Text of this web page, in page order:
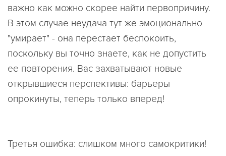
важно как можно скорее найти первопричину.
В этом случае неудача тут же эмоционально
"умирает" - она перестает беспокоить,
поскольку вы точно знаете, как не допустить
ее повторения. Вас захватывают новые
открывшиеся перспективы: барьеры
опрокинуты, теперь только вперед!
Третья ошибка: слишком много самокритики!